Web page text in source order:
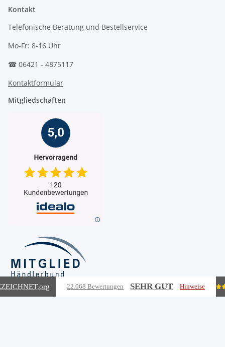
Kontakt
Telefonische Beratung und Bestellservice
Mo-Fr: 8-16 Uhr
☎ 06421 - 4875117
Kontaktformular
Mitgliedschaften
.org 22.068 Bewertungen SEHR GUT Hinweise